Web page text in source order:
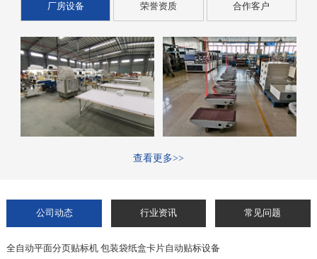
厂房设备 荣誉资质 合作客户
查看更多>>
公司动态 行业资讯 常见问题
全自动平面分页贴标机 包装袋纸盒卡片自动贴标设备